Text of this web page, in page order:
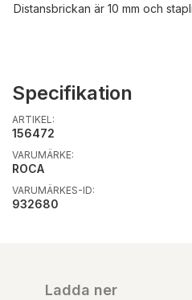
Distansbrickan är 10 mm och
Specifikation
ARTIKEL:
156472
VARUMÄRKE:
ROCA
VARUMÄRKES-ID:
932680
Ladda ner